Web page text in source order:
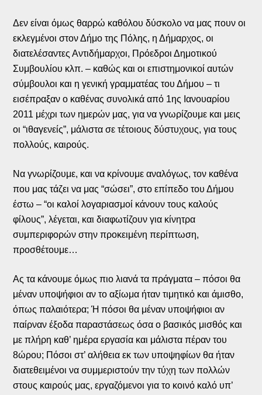
Δεν είναι όμως θαρρώ καθόλου δύσκολο να μας πουν οι
εκλεγμένοι στον Δήμο της Πόλης, η Δήμαρχος, οι
διατελέσαντες Αντιδήμαρχοι, Πρόεδροι Δημοτικού
Συμβουλίου κλπ. – καθώς και οι επιστημονικοί αυτών
σύμβουλοι και η γενική γραμματέας του Δήμου – τι
εισέπραξαν ο καθένας συνολικά από 1ης Ιανουαρίου
2011 μέχρι των ημερών μας, για να γνωρίζουμε και μεις
οι “ιθαγενείς”, μάλιστα σε τέτοιους δύστυχους, για τους
πολλούς, καιρούς.
Να γνωρίζουμε, και να κρίνουμε αναλόγως, τον καθένα
που μας τάζει να μας “σώσει”, στο επίπεδο του Δήμου
έστω – “οι καλοί λογαριασμοί κάνουν τους καλούς
φίλους”, λέγεται, και διαφωτίζουν για κίνητρα
συμπεριφορών στην προκειμένη περίπτωση,
προσθέτουμε…
Ας τα κάνουμε όμως πιο λιανά τα πράγματα – πόσοι θα
μέναν υποψήφιοι αν το αξίωμα ήταν τιμητικό και άμισθο,
όπως παλαιότερα; Ή πόσοι θα μέναν υποψήφιοι αν
παίρναν έξοδα παραστάσεως όσα ο βασικός μισθός και
με πλήρη καθ’ ημέρα εργασία και μάλιστα πέραν του
8ώρου; Πόσοι στ’ αλήθεια εκ των υποψηφίων θα ήταν
διατεθειμένοι να συμμεριστούν την τύχη των πολλών
στους καιρούς μας, εργαζόμενοι για το κοινό καλό υπ’